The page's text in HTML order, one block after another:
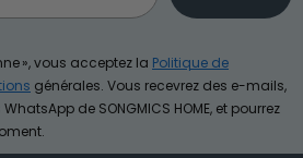
», vous acceptez la Politique de
générales. Vous recevrez des e-mails,
de SONGMICS HOME, et pourrez